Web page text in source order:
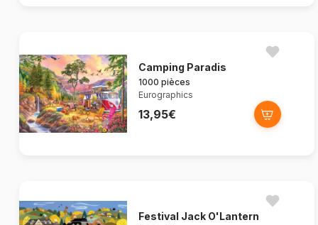
Camping Paradis
1000 pièces
Eurographics
13,95€
Festival Jack O'Lantern